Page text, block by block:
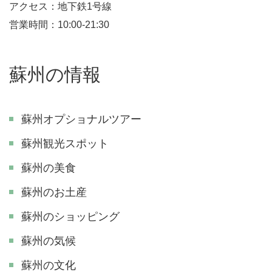
アクセス：地下鉄1号線
営業時間：10:00-21:30
蘇州の情報
蘇州オプショナルツアー
蘇州観光スポット
蘇州の美食
蘇州のお土産
蘇州のショッピング
蘇州の気候
蘇州の文化